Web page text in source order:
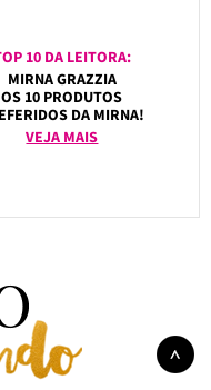
10 DA LEITORA:
MIRNA GRAZZIA
OS 10 PRODUTOS
DA MIRNA!
VEJA MAIS